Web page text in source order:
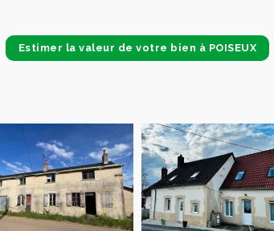
Estimer la valeur de votre bien à POISEUX